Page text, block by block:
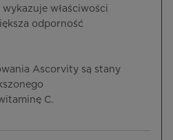
właściwości
odporność
Ascorvity są stany
C.